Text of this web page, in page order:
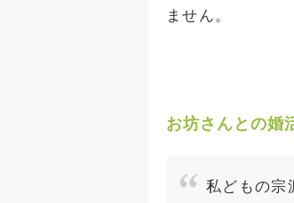
ません。
お坊さんとの婚
私どもの宗